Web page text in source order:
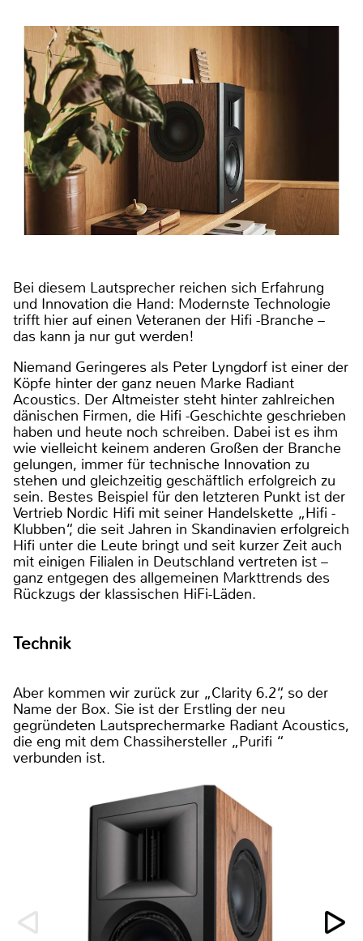
Bei diesem Lautsprecher reichen sich Erfahrung
und Innovation die Hand: Modernste Technologie
trifft hier auf einen Veteranen der Hifi -Branche –
das kann ja nur gut werden!
Niemand Geringeres als Peter Lyngdorf ist einer der
Köpfe hinter der ganz neuen Marke Radiant
Acoustics. Der Altmeister steht hinter zahlreichen
dänischen Firmen, die Hifi -Geschichte geschrieben
haben und heute noch schreiben. Dabei ist es ihm
wie vielleicht keinem anderen Großen der Branche
gelungen, immer für technische Innovation zu
stehen und gleichzeitig geschäftlich erfolgreich zu
sein. Bestes Beispiel für den letzteren Punkt ist der
Vertrieb Nordic Hifi mit seiner Handelskette „Hifi -
Klubben“, die seit Jahren in Skandinavien erfolgreich
Hifi unter die Leute bringt und seit kurzer Zeit auch
mit einigen Filialen in Deutschland vertreten ist –
ganz entgegen des allgemeinen Markttrends des
Rückzugs der klassischen HiFi-Läden.
Technik
Aber kommen wir zurück zur „Clarity 6.2“, so der
Name der Box. Sie ist der Erstling der neu
gegründeten Lautsprechermarke Radiant Acoustics,
die eng mit dem Chassihersteller „Purifi “
verbunden ist.